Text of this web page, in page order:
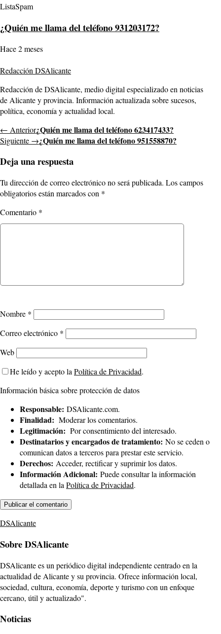
ListaSpam
¿Quién me llama del teléfono 931203172?
Hace 2 meses
Redacción DSAlicante
Redacción de DSAlicante, medio digital especializado en noticias
de Alicante y provincia. Información actualizada sobre sucesos,
política, economía y actualidad local.
← Anterior¿Quién me llama del teléfono 623417433?
Siguiente →¿Quién me llama del teléfono 951558870?
Deja una respuesta
Tu dirección de correo electrónico no será publicada. Los campos
obligatorios están marcados con *
Comentario *
Nombre *
Correo electrónico *
Web
He leído y acepto la Política de Privacidad.
Información básica sobre protección de datos
Responsable: DSAlicante.com.
Finalidad: Moderar los comentarios.
Legitimación: Por consentimiento del interesado.
Destinatarios y encargados de tratamiento: No se ceden o
comunican datos a terceros para prestar este servicio.
Derechos: Acceder, rectificar y suprimir los datos.
Información Adicional: Puede consultar la información
detallada en la Política de Privacidad.
DSAlicante
Sobre DSAlicante
DSAlicante es un periódico digital independiente centrado en la
actualidad de Alicante y su provincia. Ofrece información local,
sociedad, cultura, economía, deporte y turismo con un enfoque
cercano, útil y actualizado".
Noticias